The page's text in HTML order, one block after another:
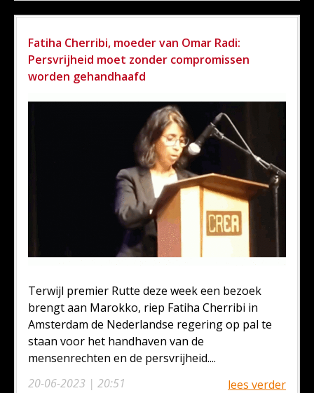
Fatiha Cherribi, moeder van Omar Radi:
Persvrijheid moet zonder compromissen
worden gehandhaafd
20-06-2023 | 20:51
Terwijl premier Rutte deze week een bezoek
brengt aan Marokko, riep Fatiha Cherribi in
Amsterdam de Nederlandse regering op pal te
staan voor het handhaven van de
mensenrechten en de persvrijheid....
lees verder